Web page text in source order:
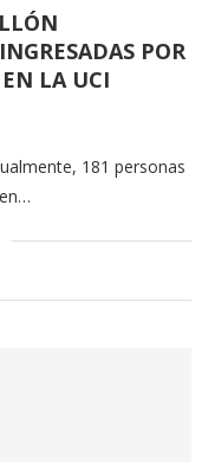
POR
LA UCI
181 personas